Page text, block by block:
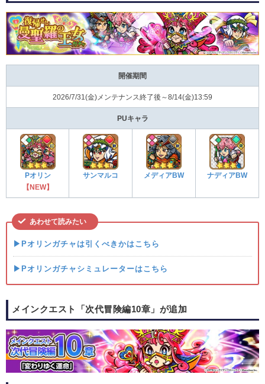
開催期間
2026/7/31(金)メンテナンス終了後～8/14(金)13:59
PUキャラ
Pオリン
【NEW】
サンマルコ メディアBW ナディアBW
あわせて読みたい
▶Pオリンガチャは引くべきかはこちら
▶Pオリンガチャシミュレーターはこちら
メインクエスト「次代冒険編10章」が追加